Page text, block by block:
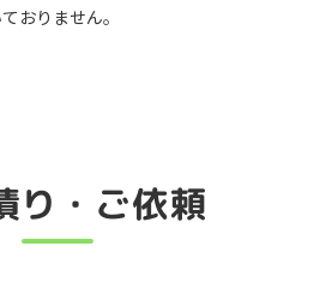
おりません。
り・ご依頼